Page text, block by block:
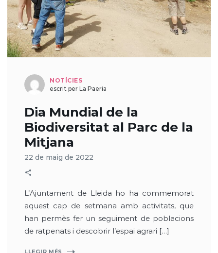
NOTÍCIES
escrit per La Paeria
Dia Mundial de la
Biodiversitat al Parc de la
Mitjana
22 de maig de 2022
L’Ajuntament de Lleida ho ha commemorat
aquest cap de setmana amb activitats, que
han permès fer un seguiment de poblacions
de ratpenats i descobrir l’espai agrari […]
LLEGIR MÉS